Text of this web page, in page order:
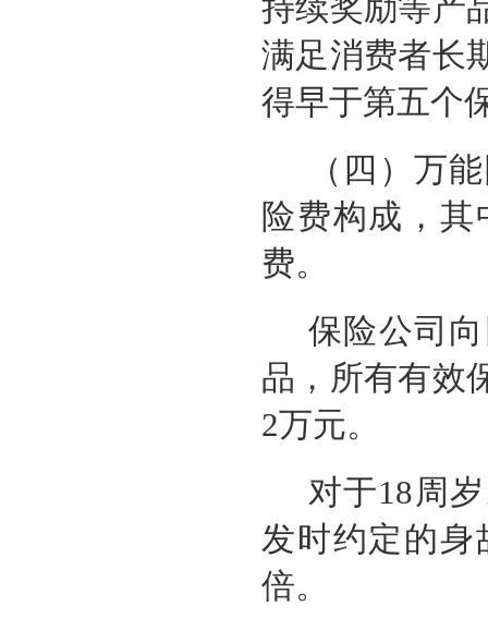
持续奖励等产
满足消费者长
得早于第五个
（四）万
险费构成，
费。
保险公司
品，所有有效
2万元。
对于18周
发时约定的身
倍。